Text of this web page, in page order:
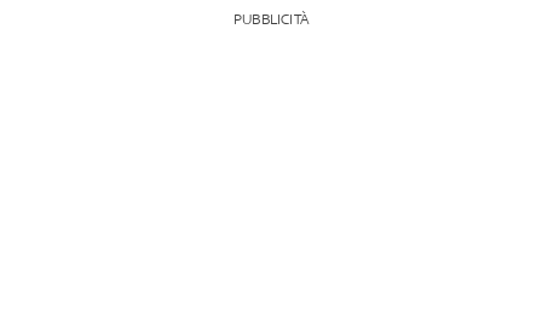
PUBBLICITÀ